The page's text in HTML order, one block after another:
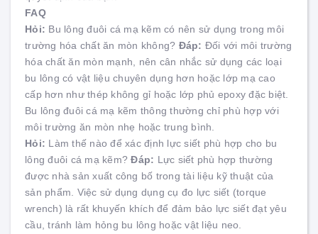
FAQ
Hỏi: Bu lông đuôi cá mạ kẽm có nên sử dụng trong môi
trường hóa chất ăn mòn không? Đáp: Đối với môi trường
hóa chất ăn mòn mạnh, nên cân nhắc sử dụng các loại
bu lông có vật liệu chuyên dụng hơn hoặc lớp mạ cao
cấp hơn như thép không gỉ hoặc lớp phủ epoxy đặc biệt.
Bu lông đuôi cá mạ kẽm thông thường chỉ phù hợp với
môi trường ăn mòn nhẹ hoặc trung bình.
Hỏi: Làm thế nào để xác định lực siết phù hợp cho bu
lông đuôi cá mạ kẽm?Đáp: Lực siết phù hợp thường
được nhà sản xuất công bố trong tài liệu kỹ thuật của
sản phẩm. Việc sử dụng dụng cụ đo lực siết (torque
wrench) là rất khuyến khích để đảm bảo lực siết đạt yêu
cầu, tránh làm hỏng bu lông hoặc vật liệu neo.